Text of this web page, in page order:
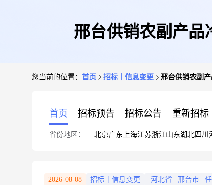
邢台供销农副产品
您当前的位置： 首页 招标｜信息变更 邢台供销农副
首页 招标预告 招标公告 重新招标
省份地区： 北京广东 上海江苏浙江山东湖北四川
2026-08-08 招标｜信息变更 河北省 邢台市